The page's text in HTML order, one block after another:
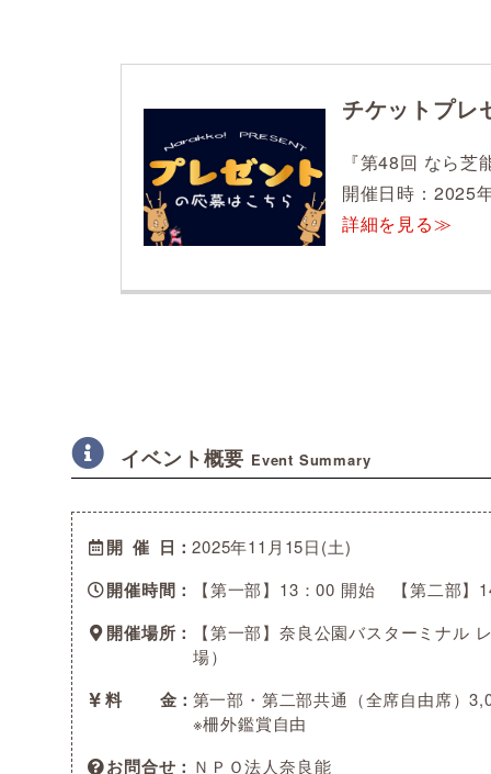
チケットプレ
『第48回 なら
開催日時：2025
詳細を見る≫
イベント概要 Event Summary
開催日 2025年11月15日(土)
開催時間 【第一部】13：00 開始 【第二部】
開催場所
【第一部】奈良公園バスターミナ
場）
料金第一部・第二部共通（全席自由席）
※柵外鑑賞自由
お問合せ ＮＰＯ法人奈良能